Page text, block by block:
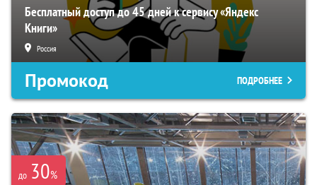
Бесплатный доступ до 45 дней к сервису «Яндекс
Книги»
Россия
Промокод ПОДРОБНЕЕ
до 30%